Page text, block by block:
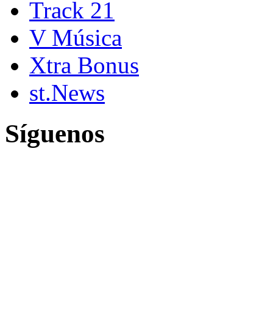
Track 21
V Música
Xtra Bonus
st.News
Síguenos